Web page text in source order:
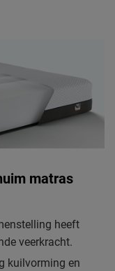
matras
heeft
veerkracht.
kuilvorming en